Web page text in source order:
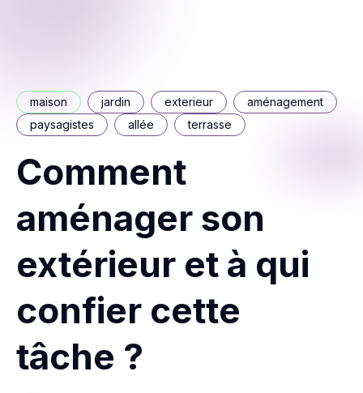
maison jardin exterieur
aménagement
paysagistes
allée terrasse
Comment
aménager son
extérieur et à qui
confier cette
tâche ?